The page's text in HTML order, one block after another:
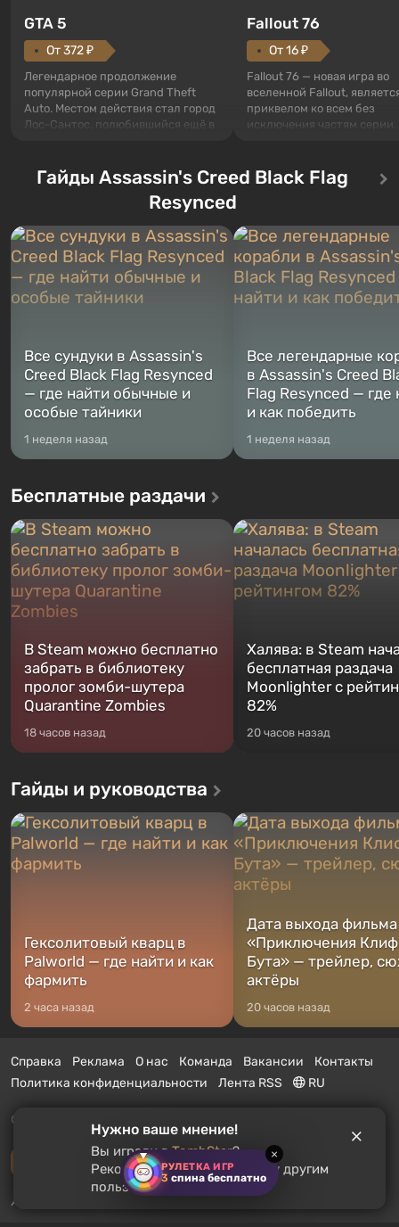
РУЛЕТКА ИГР
3 спина бесплатно
×
GTA 5
От 372 ₽
Легендарное продолжение
популярной серии Grand Theft
Auto. Местом действия стал город
Лос-Сантос, полюбившийся ещё в
сразу трех персонажей: Майкла,
Тревора и Франклина, между
Жанр и...
Fallout 76
От 16 ₽
Fallout 76 — новая игра во
вселенной Fallout,
приквелом ко всем без
исключения частям серии.
Оно же, по задумке
Vault-Tec, должно
Место действия Fallout...
Гайды Assassin's Creed Black Flag
Resynced
Все сундуки в Assassin's
Creed Black Flag Resynced
— где найти обычные и
особые тайники
1 неделя назад
Все легендарные
в Assassin's Creed
Flag Resynced — где
и как победить
1 неделя назад
Бесплатные раздачи
В Steam можно бесплатно
забрать в библиотеку
пролог зомби-шутера
Quarantine Zombies
18 часов назад
Халява: в Steam
бесплатная раздача
Moonlighter с
82%
20 часов назад
Гайды и руководства
Гексолитовый кварц в
Palworld — где найти и как
фармить
2 часа назад
Дата выхода фильма
«Приключения
Бута» — трейлер,
актёры
20 часов назад
Справка Реклама О нас Команда Вакансии
Контакты
Политика конфиденциальности
Лента RSS RU
© 2011 - 2026 VGTimes
Полная версия
Push-уведомления о новостях:выключены
Нужно ваше мнение!
Вы играли вTombStar?
Рекомендуете ли вы эту игру другим
пользователям?